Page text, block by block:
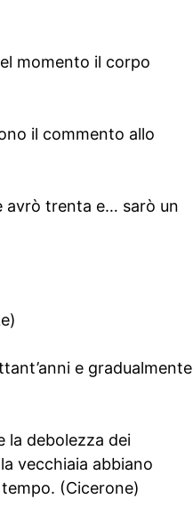
momento il corpo
il commento allo
avrò trenta e… sarò un
e gradualmente
la debolezza dei
vecchiaia abbiano
(Cicerone)